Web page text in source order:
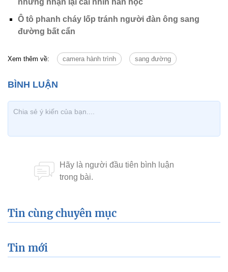
nhưng nhận lại cái nhìn hằn học
Ô tô phanh cháy lốp tránh người đàn ông sang
đường bất cẩn
Xem thêm về: camera hành trình sang đường
Tin cùng chuyên mục
Tin mới